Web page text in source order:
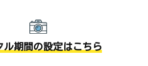
ル期間の設定はこちら